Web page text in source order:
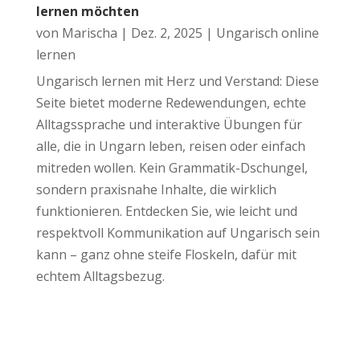
lernen möchten
von Marischa | Dez. 2, 2025 | Ungarisch online
lernen
Ungarisch lernen mit Herz und Verstand: Diese
Seite bietet moderne Redewendungen, echte
Alltagssprache und interaktive Übungen für
alle, die in Ungarn leben, reisen oder einfach
mitreden wollen. Kein Grammatik-Dschungel,
sondern praxisnahe Inhalte, die wirklich
funktionieren. Entdecken Sie, wie leicht und
respektvoll Kommunikation auf Ungarisch sein
kann – ganz ohne steife Floskeln, dafür mit
echtem Alltagsbezug.